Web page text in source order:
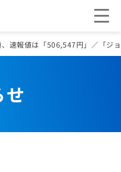
速報値は「506,547円」／「ジ
せ